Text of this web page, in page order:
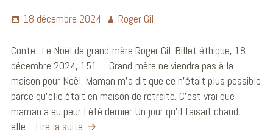
18 décembre 2024 Roger Gil
Conte : Le Noël de grand-mère Roger Gil. Billet éthique, 18
décembre 2024, 151 Grand-mère ne viendra pas à la
maison pour Noël. Maman m’a dit que ce n’était plus possible
parce qu’elle était en maison de retraite. C’est vrai que
maman a eu peur l’été dernier. Un jour qu’il faisait chaud,
elle… Lire la suite